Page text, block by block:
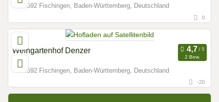
79592 Fischingen, Baden-Württemberg, Deutschland
0
Weingartenhof Denzer
2 Bew.
79592 Fischingen, Baden-Württemberg, Deutschland
-20